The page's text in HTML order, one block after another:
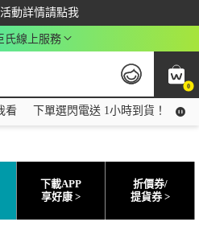
動詳情請點我
最高回饋$350
氏線上服務
0
看 下單選閃電送 1小時到貨！領神
下載APP
享好康 >
折價券/
提貨券 >